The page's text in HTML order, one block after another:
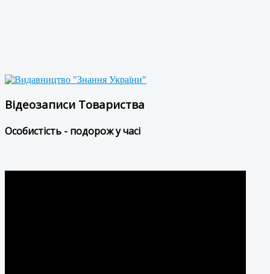
Відеозаписи Товариства
Особистість - подорож у часі